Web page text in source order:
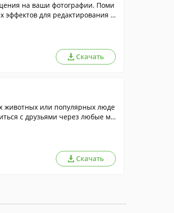
на ваши фотографии. Поми
эффектов для редактирования с
Скачать
животных или популярных люде
с друзьями через любые ме
Скачать